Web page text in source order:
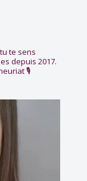
te sens
depuis 2017.
🎙️